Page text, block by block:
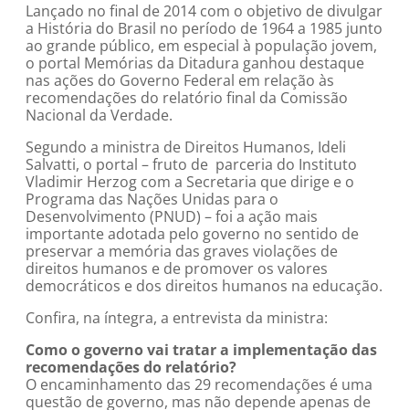
Lançado no final de 2014 com o objetivo de divulgar
a História do Brasil no período de 1964 a 1985 junto
ao grande público, em especial à população jovem,
o portal Memórias da Ditadura ganhou destaque
nas ações do Governo Federal em relação às
recomendações do relatório final da Comissão
Nacional da Verdade.
Segundo a ministra de Direitos Humanos, Ideli
Salvatti, o portal – fruto de parceria do Instituto
Vladimir Herzog com a Secretaria que dirige e o
Programa das Nações Unidas para o
Desenvolvimento (PNUD) – foi a ação mais
importante adotada pelo governo no sentido de
preservar a memória das graves violações de
direitos humanos e de promover os valores
democráticos e dos direitos humanos na educação.
Confira, na íntegra, a entrevista da ministra:
Como o governo vai tratar a implementação das
recomendações do relatório?
O encaminhamento das 29 recomendações é uma
questão de governo, mas não depende apenas de